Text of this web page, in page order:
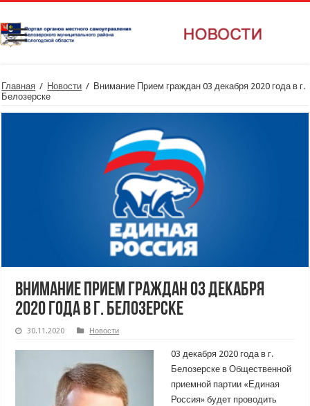
Главная / Новости / Внимание Прием граждан 03 декабря 2020 года в г.
Белозерске
Внимание Прием граждан 03 декабря
2020 года в г. Белозерске
30.11.2020 Новости
03 декабря 2020 года в г.
Белозерске в Общественной
приемной партии «Единая
Россия» будет проводить